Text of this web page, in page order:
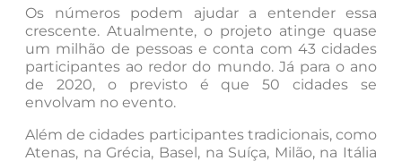
Os números podem ajudar a entender essa
crescente. Atualmente, o projeto atinge quase
um milhão de pessoas e conta com 43 cidades
participantes ao redor do mundo. Já para o ano
de 2020, o previsto é que 50 cidades se
envolvam no evento.
Além de cidades participantes tradicionais, como
Atenas, na Grécia, Basel, na Suíça, Milão, na Itália